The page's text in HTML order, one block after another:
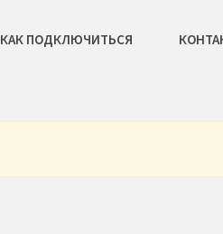
КАК ПОДКЛЮЧИТЬСЯ